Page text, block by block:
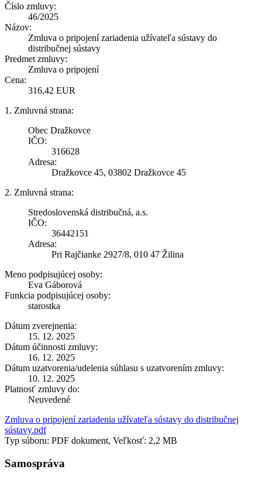
Číslo zmluvy:
46/2025
Názov:
Zmluva o pripojení zariadenia užívateľa sústavy do
distribučnej sústavy
Predmet zmluvy:
Zmluva o pripojení
Cena:
316,42 EUR
1. Zmluvná strana:
Obec Dražkovce
IČO:
316628
Adresa:
Dražkovce 45, 03802 Dražkovce 45
2. Zmluvná strana:
Stredoslovenská distribučná, a.s.
IČO:
36442151
Adresa:
Pri Rajčianke 2927/8, 010 47 Žilina
Meno podpisujúcej osoby:
Eva Gáborová
Funkcia podpisujúcej osoby:
starostka
Dátum zverejnenia:
15. 12. 2025
Dátum účinnosti zmluvy:
16. 12. 2025
Dátum uzatvorenia/udelenia súhlasu s uzatvorením zmluvy:
10. 12. 2025
Platnosť zmluvy do:
Neuvedené
Zmluva o pripojení zariadenia užívateľa sústavy do distribučnej
sústavy.pdf
Typ súboru: PDF dokument, Veľkosť: 2,2 MB
Samospráva